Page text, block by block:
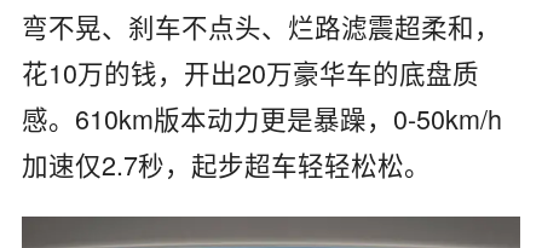
弯不晃、刹车不点头、烂路滤震超柔和，
花10万的钱，开出20万豪华车的底盘质
感。610km版本动力更是暴躁，0-50km/h
加速仅2.7秒，起步超车轻轻松松。